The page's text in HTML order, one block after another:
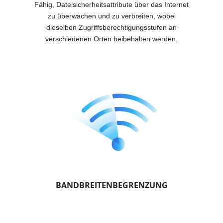
Fähig, Dateisicherheitsattribute über das Internet
zu überwachen und zu verbreiten, wobei
dieselben Zugriffsberechtigungsstufen an
verschiedenen Orten beibehalten werden.
BANDBREITENBEGRENZUNG